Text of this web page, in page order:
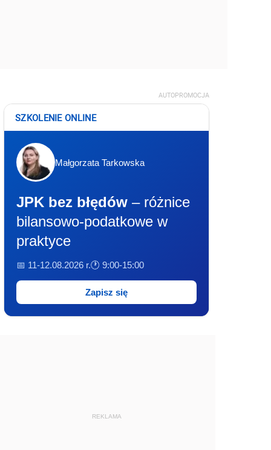
AUTOPROMOCJA
SZKOLENIE ONLINE
Małgorzata Tarkowska
JPK bez błędów – różnice
bilansowo-podatkowe w
praktyce
📅 11-12.08.2026 r.🕐 9:00-15:00
Zapisz się
REKLAMA